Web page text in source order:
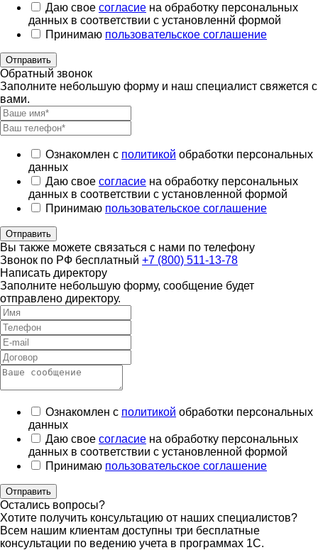
Даю свое согласие на обработку персональных
данных в соответствии с установленнй формой
Принимаю пользовательское соглашение
Отправить
Обратный звонок
Заполните небольшую форму и наш специалист свяжется с
вами.
Ознакомлен с политикой обработки персональных
данных
Даю свое согласие на обработку персональных
данных в соответствии с установленной формой
Принимаю пользовательское соглашение
Отправить
Вы также можете связаться с нами по телефону
Звонок по РФ бесплатный +7 (800) 511-13-78
Написать директору
Заполните небольшую форму, сообщение будет
отправлено директору.
Ознакомлен с политикой обработки персональных
данных
Даю свое согласие на обработку персональных
данных в соответствии с установленной формой
Принимаю пользовательское соглашение
Отправить
Остались вопросы?
Хотите получить консультацию от наших специалистов?
Всем нашим клиентам доступны три бесплатные
консультации по ведению учета в программах 1С.